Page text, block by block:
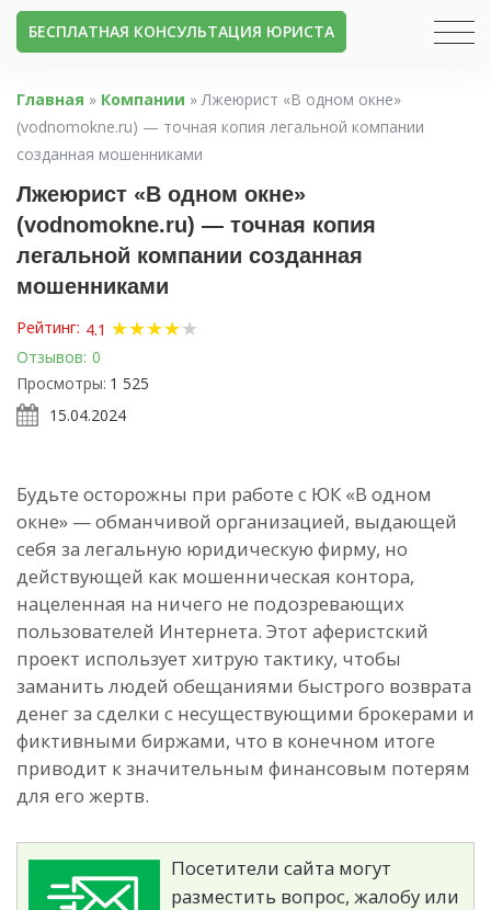
БЕСПЛАТНАЯ КОНСУЛЬТАЦИЯ ЮРИСТА
Главная » Компании »Лжеюрист «В одном окне»
(vodnomokne.ru) — точная копия легальной компании
созданная мошенниками
Лжеюрист «В одном окне»
(vodnomokne.ru) — точная копия
легальной компании созданная
мошенниками
Рейтинг: 4.1 ★★★★★
Отзывов: 0
Просмотры: 1 525
15.04.2024
Будьте осторожны при работе с ЮК «В одном
окне» — обманчивой организацией, выдающей
себя за легальную юридическую фирму, но
действующей как мошенническая контора,
нацеленная на ничего не подозревающих
пользователей Интернета. Этот аферистский
проект использует хитрую тактику, чтобы
заманить людей обещаниями быстрого возврата
денег за сделки с несуществующими брокерами и
фиктивными биржами, что в конечном итоге
приводит к значительным финансовым потерям
для его жертв.
Посетители сайта могут
разместить вопрос, жалобу или